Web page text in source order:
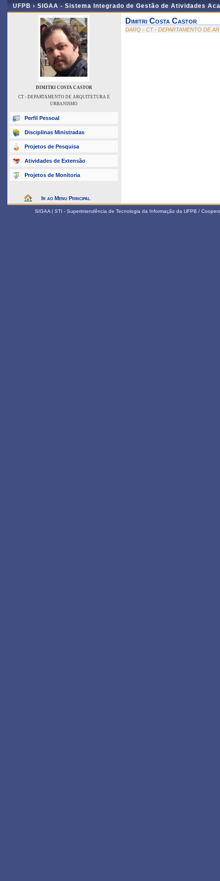
UFPB › SIGAA - Sistema Integrado de Gestão de Atividades
DIMITRI COSTA CASTOR
CT - DEPARTAMENTO DE ARQUITETURA E
URBANISMO
Perfil Pessoal
Disciplinas Ministradas
Projetos de Pesquisa
Atividades de Extensão
Projetos de Monitoria
Ir ao Menu Principal
Dimitri Costa Castor
DARQ - CT - DEPARTAMENTO DE
SIGAA | STI - Superintendência de Tecnologia da Informação da UFPB /